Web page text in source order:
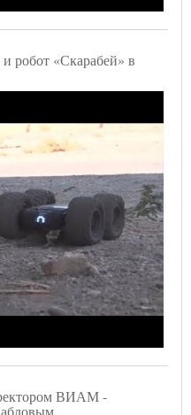
робот «Скарабей» в
ВИАМ -